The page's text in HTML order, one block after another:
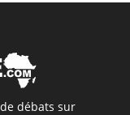
débats sur